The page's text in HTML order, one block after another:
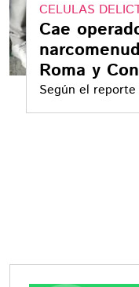
CELULAS
Cae
Roma y
Según el
frecuentaba